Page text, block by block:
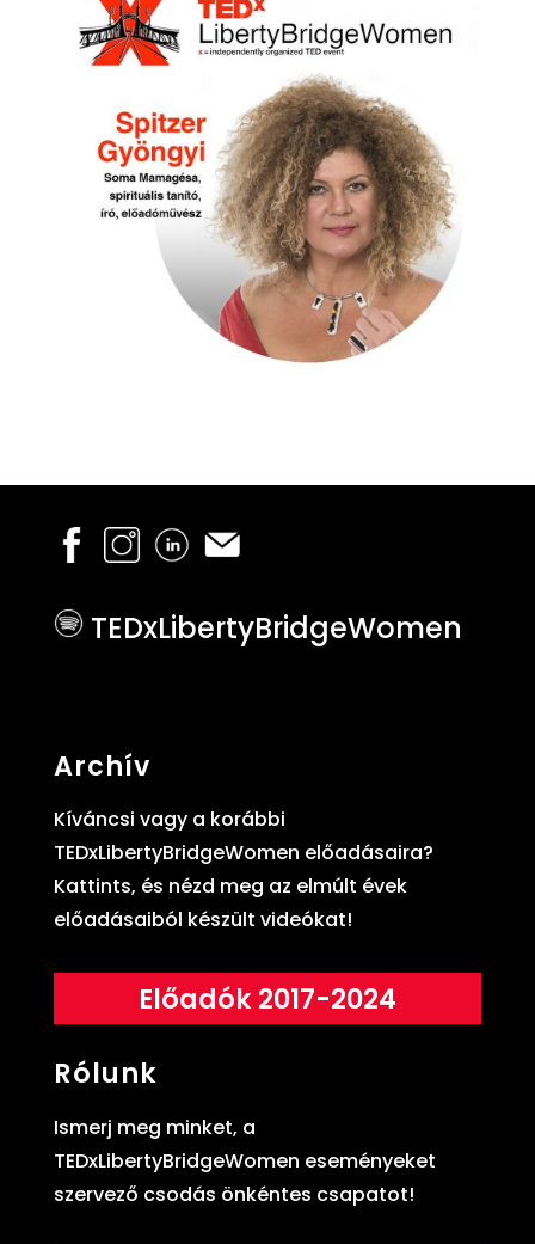
TEDxLibertyBridgeWomen
Archív
Kíváncsi vagy a korábbi
TEDxLibertyBridgeWomen előadásaira?
Kattints, és nézd meg az elmúlt évek
előadásaiból készült videókat!
Előadók 2017-2024
Rólunk
Ismerj meg minket, a
TEDxLibertyBridgeWomen eseményeket
szervező csodás önkéntes csapatot!